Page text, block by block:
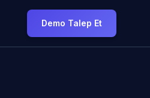
Demo Talep Et